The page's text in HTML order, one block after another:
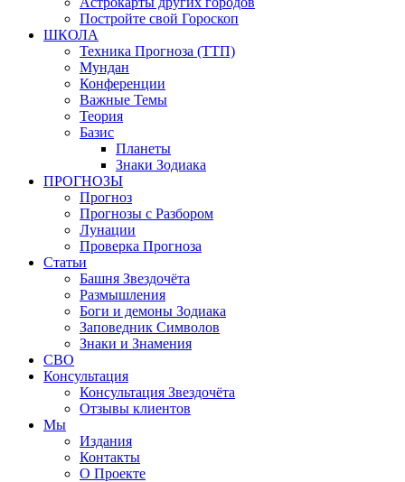
Постройте свой Гороскоп
ШКОЛА
Техника Прогноза (ТТП)
Мундан
Конференции
Важные Темы
Теория
Базис
Планеты
Знаки Зодиака
ПРОГНОЗЫ
Прогноз
Прогнозы с Разбором
Лунации
Проверка Прогноза
Статьи
Башня Звездочёта
Размышления
Боги и демоны Зодиака
Заповедник Символов
Знаки и Знамения
СВО
Консультация
Консультация Звездочёта
Отзывы клиентов
Мы
Издания
Контакты
О Проекте